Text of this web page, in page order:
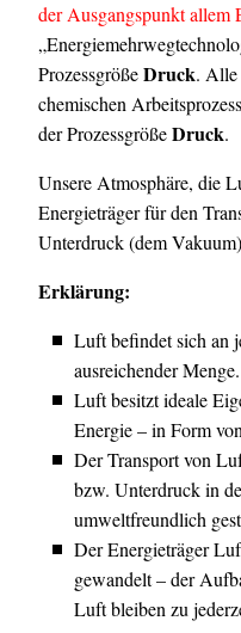
der Ausgangspunkt allem
ProzessgrößeDruck. Alle
chemischen
der ProzessgrößeDruck.
Unsere Atmosphäre, die
Energieträger für den
Unterdruck (dem
Erklärung:
Luft befindet sich an
ausreichender Menge.
Luft besitzt ideale
Energie – in Form
Der Transport von
bzw. Unterdruck in
umweltfreundlich
Der Energieträger
gewandelt – der
Luft bleiben zu